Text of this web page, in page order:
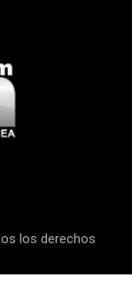
los derechos